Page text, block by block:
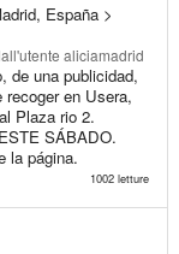
España >
aliciamadrid
de una publicidad,
en Usera,
Plaza rio 2.
SÁBADO.
la página.
1002 letture